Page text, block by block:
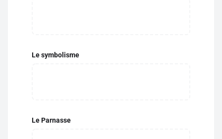
Le symbolisme
Le Parnasse